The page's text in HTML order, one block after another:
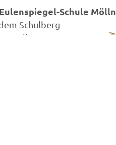
Schule Mölln
Schulberg
Mölln